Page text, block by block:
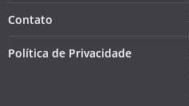
Contato
Política de Privacidade